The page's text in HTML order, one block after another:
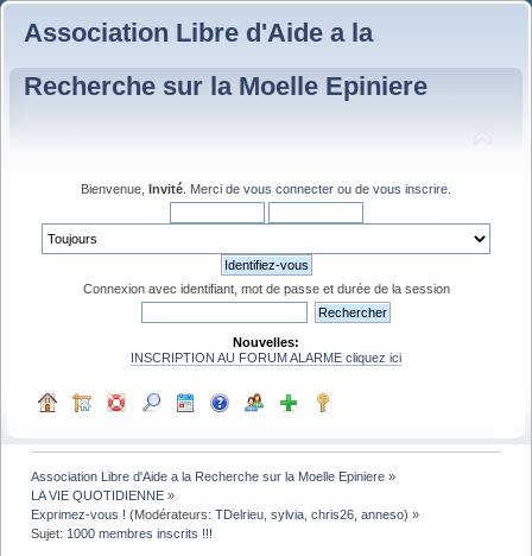
Association Libre d'Aide a la
Recherche sur la Moelle Epiniere
Bienvenue, Invité . Merci de vous connecter ou de vous inscrire
Connexion avec identifiant, mot de passe et durée de la session
Nouvelles:
INSCRIPTION AU FORUM ALARME cliquez ici
Association Libre d'Aide a la Recherche sur la Moelle Epiniere »
LA VIE QUOTIDIENNE »
Exprimez-vous ! (Modérateurs:TDelrieu ,sylvia ,chris26 ,anneso) »
Sujet: 1000 membres inscrits !!!